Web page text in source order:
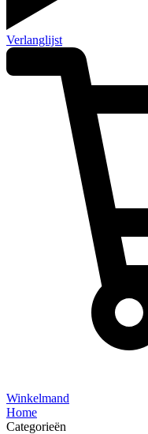
Verlanglijst
Winkelmand
Home
Categorieën